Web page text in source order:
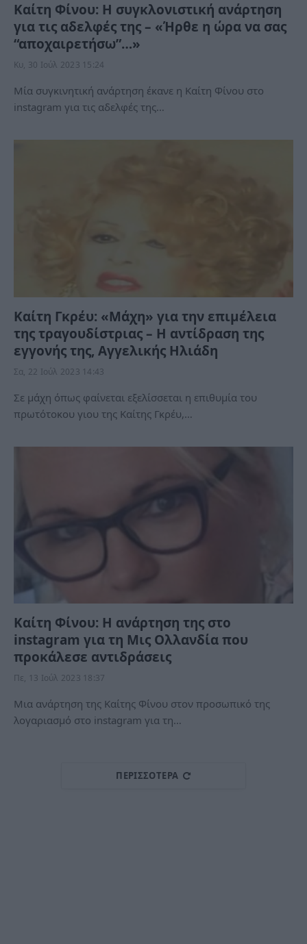
Καίτη Φίνου: Η συγκλονιστική ανάρτηση
για τις αδελφές της – «Ήρθε η ώρα να σας
“αποχαιρετήσω”…»
Κυ, 30 Ιούλ 2023 15:24
Μία συγκινητική ανάρτηση έκανε η Καίτη Φίνου στο
instagram για τις αδελφές της…
Καίτη Γκρέυ: «Μάχη» για την επιμέλεια
της τραγουδίστριας – Η αντίδραση της
εγγονής της, Αγγελικής Ηλιάδη
Σα, 22 Ιούλ 2023 14:43
Σε μάχη όπως φαίνεται εξελίσσεται η επιθυμία του
πρωτότοκου γιου της Καίτης Γκρέυ,…
Καίτη Φίνου: Η ανάρτηση της στο
instagram για τη Μις Ολλανδία που
προκάλεσε αντιδράσεις
Πε, 13 Ιούλ 2023 18:37
Μια ανάρτηση της Καίτης Φίνου στον προσωπικό της
λογαριασμό στο instagram για τη…
ΠΕΡΙΣΣΌΤΕΡΑ